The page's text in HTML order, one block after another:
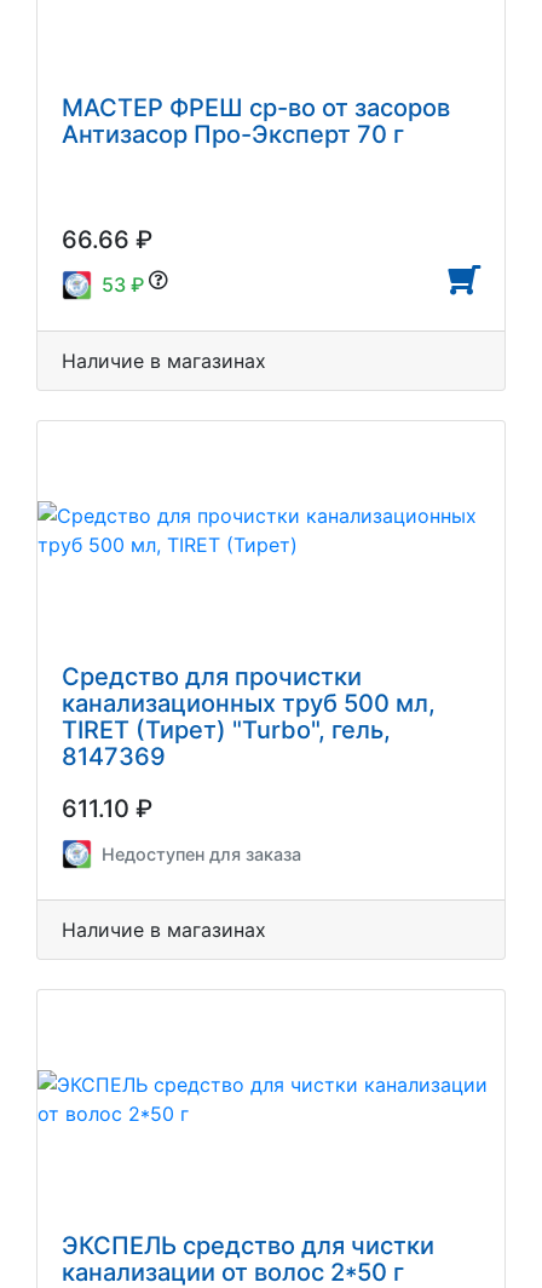
МАСТЕР ФРЕШ ср-во от засоров
Антизасор Про-Эксперт 70 г
66.66 ₽
53 ₽
Наличие в магазинах
Средство для прочистки
канализационных труб 500 мл,
TIRET (Тирет) "Turbo", гель,
8147369
611.10 ₽
Недоступен для заказа
Наличие в магазинах
ЭКСПЕЛЬ средство для чистки
канализации от волос 2*50 г